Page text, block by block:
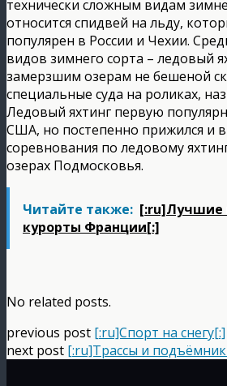
технически сложным видам
относится спидвей на льду,
популярен в России и Чехии.
видов зимнего сорта – ледовый
замерзшим озерам не бешеной
специальные суда на роликах,
Ледовый яхтинг первую
США, но постепенно прижился и
соревнования по ледовому
озерах Подмосковья.
Читайте также: [:ru]Лучшие
курорты Франции[:]
No related posts.
previous post [:ru]Спорт на снегу[:]
next post [:ru]Трассы и